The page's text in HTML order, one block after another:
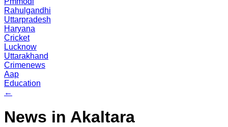
Rahulgandhi
Uttarpradesh
Haryana
Cricket
Lucknow
Uttarakhand
Crimenews
Aap
Education
←
News in Akaltara